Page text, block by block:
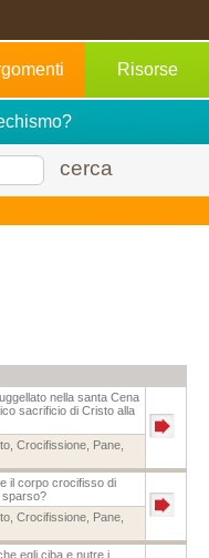
Risorse
cerca
nella santa Cena
sacrificio di Cristo alla
Crocifissione Pane
il corpo crocifisso di
sparso?
Crocifissione Pane
egli ciba e nutre i